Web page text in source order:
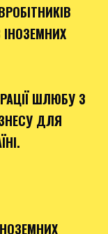
ШЛЮБУ З
ДЛЯ